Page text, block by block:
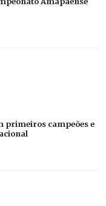
primeiros campeões e